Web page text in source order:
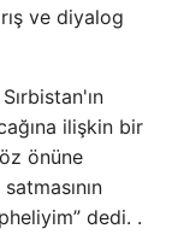
ve diyalog
ilişkin bir
önüne
dedi. .